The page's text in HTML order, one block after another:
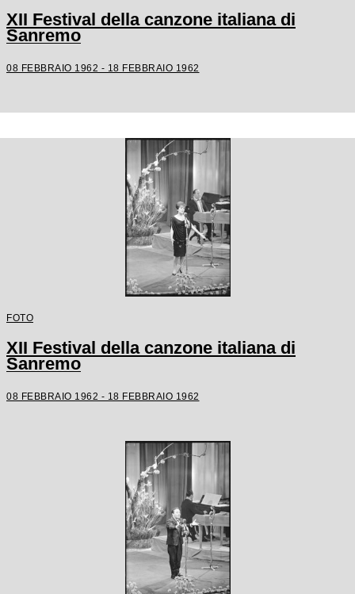
XII Festival della canzone italiana di
Sanremo
08 FEBBRAIO 1962 - 18 FEBBRAIO 1962
FOTO
XII Festival della canzone italiana di
Sanremo
08 FEBBRAIO 1962 - 18 FEBBRAIO 1962